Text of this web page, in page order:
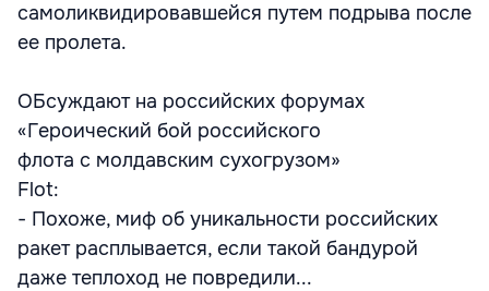
самоликвидировавшейся путем подрыва после
ее пролета.
ОБсуждают на российских форумах
«Героический бой российского
флота с молдавским сухогрузом»
Flot:
- Похоже, миф об уникальности российских
ракет расплывается, если такой бандурой
даже теплоход не повредили...